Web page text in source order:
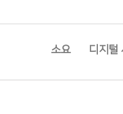
소요 디지털